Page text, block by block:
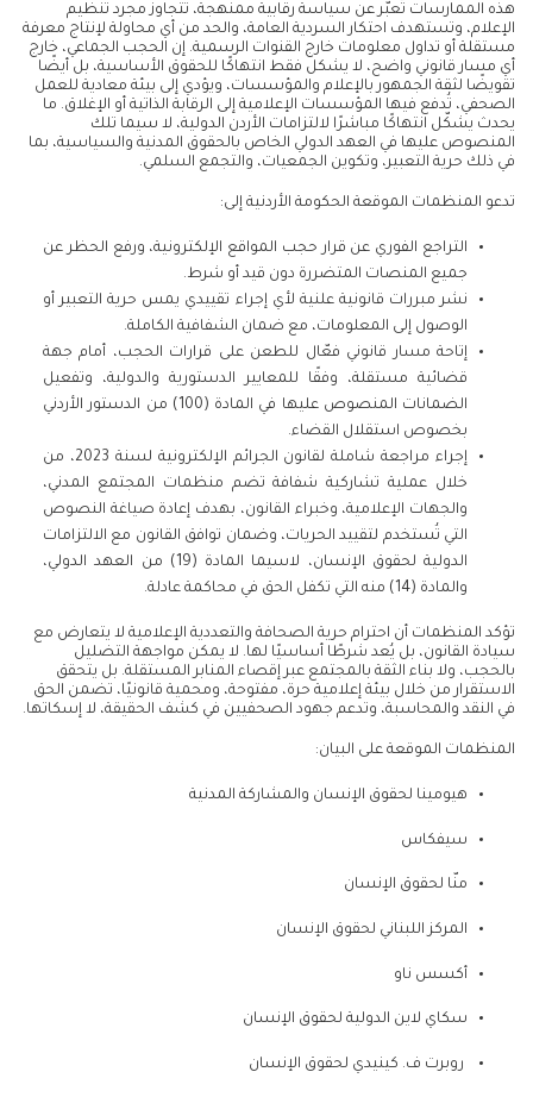
هذه الممارسات تُعبّر عن سياسة رقابية ممنهجة، تتجاوز مجرد تنظيم
الإعلام، وتستهدف احتكار السردية العامة، والحد من أي محاولة لإنتاج معرفة
مستقلة أو تداول معلومات خارج القنوات الرسمية. إن الحجب الجماعي، خارج
أي مسار قانوني واضح، لا يشكل فقط انتهاكًا للحقوق الأساسية، بل أيضًا
تقويضًا لثقة الجمهور بالإعلام والمؤسسات، ويؤدي إلى بيئة معادية للعمل
الصحفي، تُدفع فيها المؤسسات الإعلامية إلى الرقابة الذاتية أو الإغلاق. ما
يحدث يشكّل انتهاكًا مباشرًا لالتزامات الأردن الدولية، لا سيما تلك
المنصوص عليها في العهد الدولي الخاص بالحقوق المدنية والسياسية، بما
في ذلك حرية التعبير، وتكوين الجمعيات، والتجمع السلمي.
تدعو المنظمات الموقعة الحكومة الأردنية إلى:
التراجع الفوري عن قرار حجب المواقع الإلكترونية، ورفع الحظر عن
جميع المنصات المتضررة دون قيد أو شرط.
نشر مبررات قانونية علنية لأي إجراء تقييدي يمس حرية التعبير أو
الوصول إلى المعلومات، مع ضمان الشفافية الكاملة.
إتاحة مسار قانوني فعّال للطعن على قرارات الحجب، أمام جهة
قضائية مستقلة، وفقًا للمعايير الدستورية والدولية، وتفعيل
الضمانات المنصوص عليها في المادة (100) من الدستور الأردني
بخصوص استقلال القضاء.
إجراء مراجعة شاملة لقانون الجرائم الإلكترونية لسنة 2023، من
خلال عملية تشاركية شفافة تضم منظمات المجتمع المدني،
والجهات الإعلامية، وخبراء القانون، بهدف إعادة صياغة النصوص
التي تُستخدم لتقييد الحريات، وضمان توافق القانون مع الالتزامات
الدولية لحقوق الإنسان، لاسيما المادة (19) من العهد الدولي،
والمادة (14) منه التي تكفل الحق في محاكمة عادلة.
تؤكد المنظمات أن احترام حرية الصحافة والتعددية الإعلامية لا يتعارض مع
سيادة القانون، بل يُعد شرطًا أساسيًا لها. لا يمكن مواجهة التضليل
بالحجب، ولا بناء الثقة بالمجتمع عبر إقصاء المنابر المستقلة. بل يتحقق
الاستقرار من خلال بيئة إعلامية حرة، مفتوحة، ومحمية قانونيًا، تضمن الحق
في النقد والمحاسبة، وتدعم جهود الصحفيين في كشف الحقيقة، لا إسكاتها.
المنظمات الموقعة على البيان:
هيومينا لحقوق الإنسان والمشاركة المدنية
سيفكاس
منّا لحقوق الإنسان
المركز اللبناني لحقوق الإنسان
أكسس ناو
سكاي لاين الدولية لحقوق الإنسان
روبرت ف. كينيدي لحقوق الإنسان